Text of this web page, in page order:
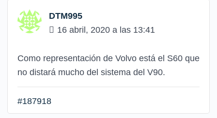
DTM995
16 abril, 2020 a las 13:41
Como representación de Volvo está el S60 que
no distará mucho del sistema del V90.
#187918